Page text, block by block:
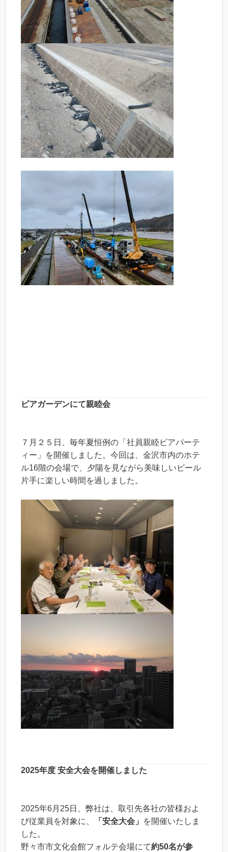
ビアガーデンにて親睦会
７月２５日、毎年夏恒例の「社員親睦ビアパーテ
ィー」を開催しました。今回は、金沢市内のホテ
ル16階の会場で、夕陽を見ながら美味しいビール
片手に楽しい時間を過しました。
2025年度 安全大会を開催しました
2025年6月25日、弊社は、取引先各社の皆様およ
び従業員を対象に、
「安全大会」
を開催いたしま
した。
野々市市文化会館フォルテ会場にて約50名が参